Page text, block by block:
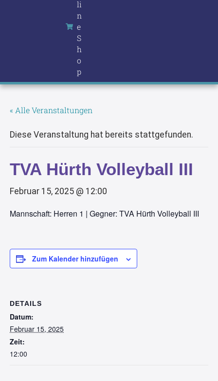
li
n
e
S
h
o
p
« Alle Veranstaltungen
Diese Veranstaltung hat bereits stattgefunden.
TVA Hürth Volleyball III
Februar 15, 2025 @ 12:00
Mannschaft: Herren 1 | Gegner: TVA Hürth Volleyball III
Zum Kalender hinzufügen
DETAILS
Datum:
Februar 15, 2025
Zeit:
12:00